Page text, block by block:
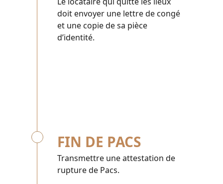
doit envoyer une lettre de congé
et une copie de sa pièce
d’identité.
FIN DE PACS
Transmettre une attestation de
rupture de Pacs.